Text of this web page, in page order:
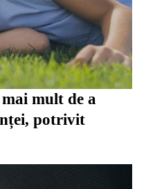
mult de a
potrivit